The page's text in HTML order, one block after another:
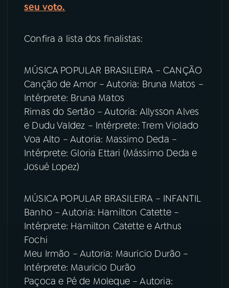
seu voto.
Confira a lista dos finalistas:
MÚSICA POPULAR BRASILEIRA – CANÇÃO
Canção de Amor – Autoria: Bruna Matos –
Intérprete: Bruna Matos
Rimas do Sertão – Autoria: Allysson Alves
e Dudu Valdez – Intérprete: Trem Violado
Voa Alto – Autoria: Massimo Deda –
Intérprete: Gloria Ettari (Mássimo Deda e
Josué Lopez)
MÚSICA POPULAR BRASILEIRA – INFANTIL
Banho – Autoria: Hamilton Catette –
Intérprete: Hamilton Catette e Arthus
Fochi
Meu Irmão – Autoria: Mauricio Durão –
Intérprete: Mauricio Durão
Paçoca e Pé de Moleque – Autoria: